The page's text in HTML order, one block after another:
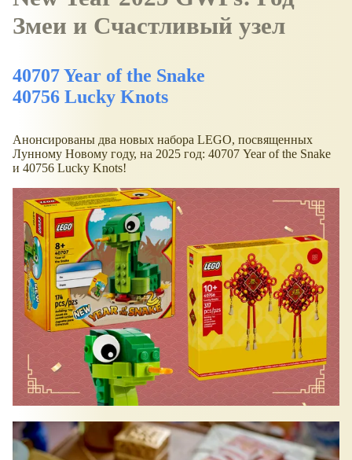
Змеи и Счастливый узел
40707 Year of the Snake
40756 Lucky Knots
Анонсированы два новых набора LEGO, посвященных
Лунному Новому году, на 2025 год: 40707 Year of the Snake
и 40756 Lucky Knots!